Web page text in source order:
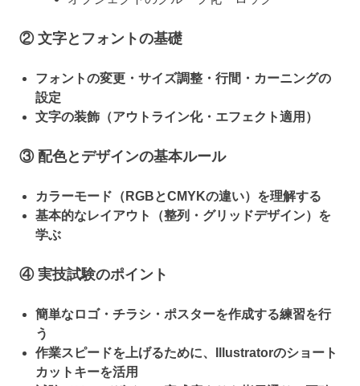
② 文字とフォントの基礎
フォントの変更・サイズ調整・行間・カーニングの
設定
文字の装飾（アウトライン化・エフェクト適用）
③ 配色とデザインの基本ルール
カラーモード（RGBとCMYKの違い）を理解する
基本的なレイアウト（整列・グリッドデザイン）を
学ぶ
④ 実技試験のポイント
簡単なロゴ・チラシ・ポスターを作成する練習を行
う
作業スピードを上げるために、Illustratorのショート
カットキーを活用